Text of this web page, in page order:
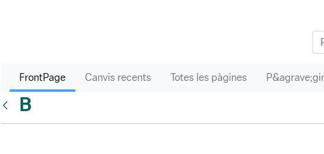
FrontPage Canvis recents Totes les pàgines
B